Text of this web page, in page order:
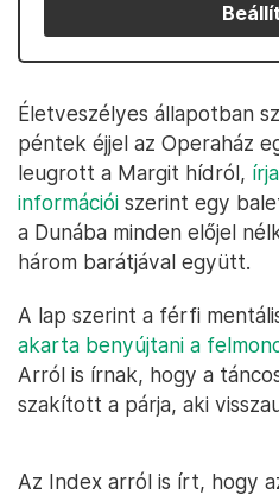
Életveszélyes állapotban
péntek éjjel az Operaház
leugrott a Margit hídról,
információi szerint egy
a Dunába minden előjel
három barátjával együtt.
A lap szerint a férfi
akarta benyújtani a
Arról is írnak, hogy a
szakított a párja, aki
Az Index arról is írt, hogy